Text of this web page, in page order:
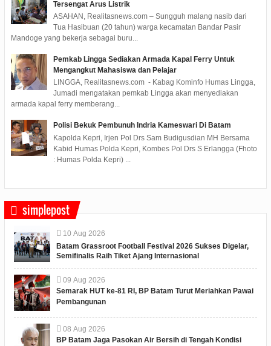
Tersengat Arus Listrik
ASAHAN, Realitasnews.com – Sungguh malang nasib dari
Tua Hasibuan (20 tahun) warga kecamatan Bandar Pasir
Mandoge yang bekerja sebagai buru...
Pemkab Lingga Sediakan Armada Kapal Ferry Untuk
Mengangkut Mahasiswa dan Pelajar
LINGGA, Realitasnews.com - Kabag Kominfo Humas Lingga,
Jumadi mengatakan pemkab Lingga akan menyediakan
armada kapal ferry memberang...
Polisi Bekuk Pembunuh Indria Kameswari Di Batam
Kapolda Kepri, Irjen Pol Drs Sam Budigusdian MH Bersama
Kabid Humas Polda Kepri, Kombes Pol Drs S Erlangga (Fhoto
: Humas Polda Kepri) ...
simplepost
10 Aug 2026
Batam Grassroot Football Festival 2026 Sukses Digelar,
Semifinalis Raih Tiket Ajang Internasional
09 Aug 2026
Semarak HUT ke-81 RI, BP Batam Turut Meriahkan Pawai
Pembangunan
08 Aug 2026
BP Batam Jaga Pasokan Air Bersih di Tengah Kondisi